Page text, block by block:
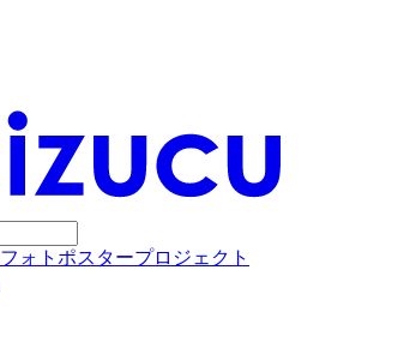
フォトポスタープロジェクト